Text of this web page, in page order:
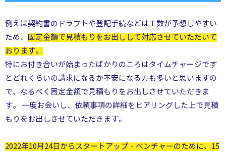
例えば契約書のドラフトや登記手続などは工数が予想しやすい
ため、
固定金額で見積もりをお出しして対応させていただいて
おります。
特にお付き合いが始まったばかりのころはタイムチャージです
とどれくらいの請求になるか不安になる方も多いと思いますの
で、なるべく固定金額で見積もりをお出しさせていただきま
す。 一度お会いし、依頼事項の詳細をヒアリングした上で見積
もりをお出しさせていただきます。
2022年10月24日からスタートアップ・ベンチャーのために、15